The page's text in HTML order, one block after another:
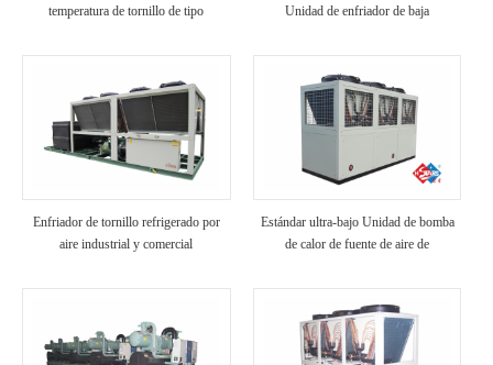
temperatura de tornillo de tipo
Unidad de enfriador de baja
Enfriador de tornillo refrigerado por
aire industrial y comercial
Estándar ultra-bajo Unidad de bomba
de calor de fuente de aire de